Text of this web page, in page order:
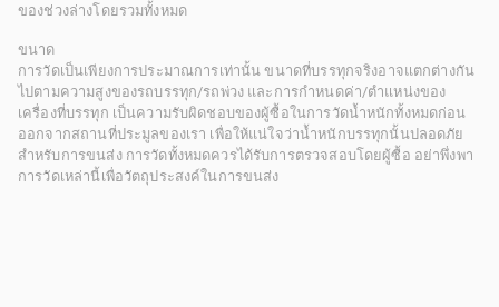
ของช่วงล่างโดยรวมทั้งหมด
ขนาด
การวัดเป็นเพียงการประมาณการเท่านั้น ขนาดที่บรรทุกจริงอาจแตกต่างกัน
ไปตามความสูงของรถบรรทุก/รถพ่วง และการกำหนดค่า/ตำแหน่งของ
เครื่องที่บรรทุก เป็นความรับผิดชอบของผู้ซื้อในการวัดน้ำหนักทั้งหมดก่อน
ออกจากสถานที่ประมูลของเรา เพื่อให้แน่ใจว่าน้ำหนักบรรทุกนั้นปลอดภัย
สำหรับการขนส่ง การวัดทั้งหมดควรได้รับการตรวจสอบโดยผู้ซื้อ อย่าพึ่งพา
การวัดเหล่านี้เพื่อวัตถุประสงค์ในการขนส่ง